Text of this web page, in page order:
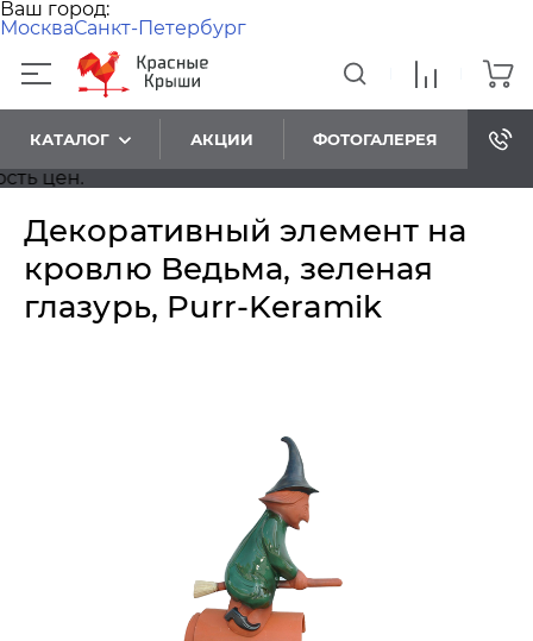
Ваш город:
МоскваСанкт-Петербург
КАТАЛОГ АКЦИИ ФОТОГАЛЕРЕЯ
цен.
Декоративный элемент на
кровлю Ведьма, зеленая
глазурь, Purr-Keramik